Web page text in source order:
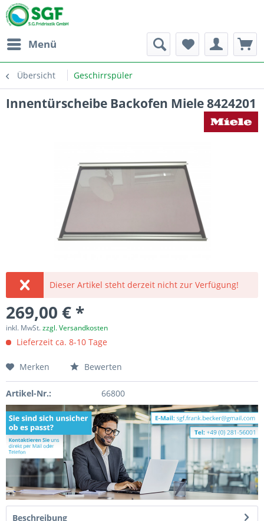
Menü
Übersicht Geschirrspüler
Innentürscheibe Backofen Miele 8424201
Dieser Artikel steht derzeit nicht zur Verfügung!
269,00 € *
inkl. MwSt.zzgl. Versandkosten
Lieferzeit ca. 8-10 Tage
Merken Bewerten
Artikel-Nr.: 66800
Beschreibung